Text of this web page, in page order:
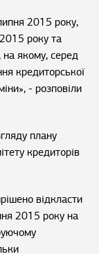
2015 року,
року та
на якому, серед
кредиторської
- розповіли
плану
кредиторів
відкласти
2015 року на